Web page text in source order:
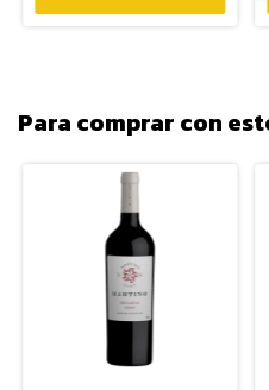
Para comprar con